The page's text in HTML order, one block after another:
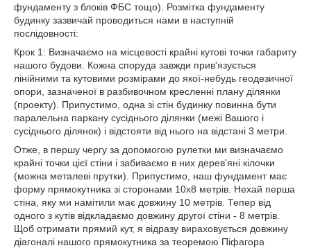
фундаменту з блоків ФБС тощо). Розмітка фундаменту
будинку зазвичай проводиться нами в наступній
послідовності:
Крок 1: Визначаємо на місцевості крайні кутові точки габариту
нашого будови. Кожна споруда завжди прив'язується
лінійними та кутовими розмірами до якої-небудь геодезичної
опори, зазначеної в разбивочном кресленні плану ділянки
(проекту). Припустимо, одна зі стін будинку повинна бути
паралельна паркану сусіднього ділянки (межі Вашого і
сусіднього ділянок) і відстояти від нього на відстані 3 метри.
Отже, в першу чергу за допомогою рулетки ми визначаємо
крайні точки цієї стіни і забиваємо в них дерев'яні кілочки
(можна металеві прутки). Припустимо, наш фундамент має
форму прямокутника зі сторонами 10х8 метрів. Нехай перша
стіна, яку ми намітили має довжину 10 метрів. Тепер від
одного з кутів відкладаємо довжину другої стіни - 8 метрів.
Щоб отримати прямий кут, я відразу вираховується довжину
діагоналі нашого прямокутника за теоремою Піфагора